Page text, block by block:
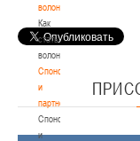
волонтером
Как
стать
волонтером
Спонсоры
и
партнеры
Спонсоры
и